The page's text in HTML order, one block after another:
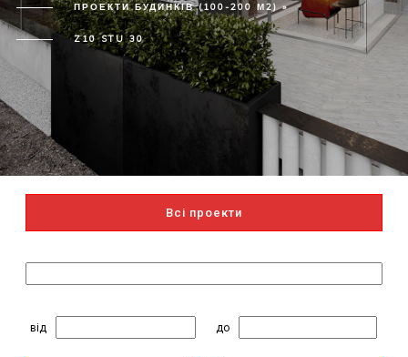
ПРОЕКТИ БУДИНКІВ (100-200 М2) »
Z10 STU 30
Всі проекти
від
до